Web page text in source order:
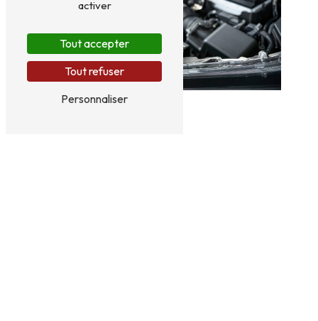
activer
Tout accepter
Tout refuser
Personnaliser